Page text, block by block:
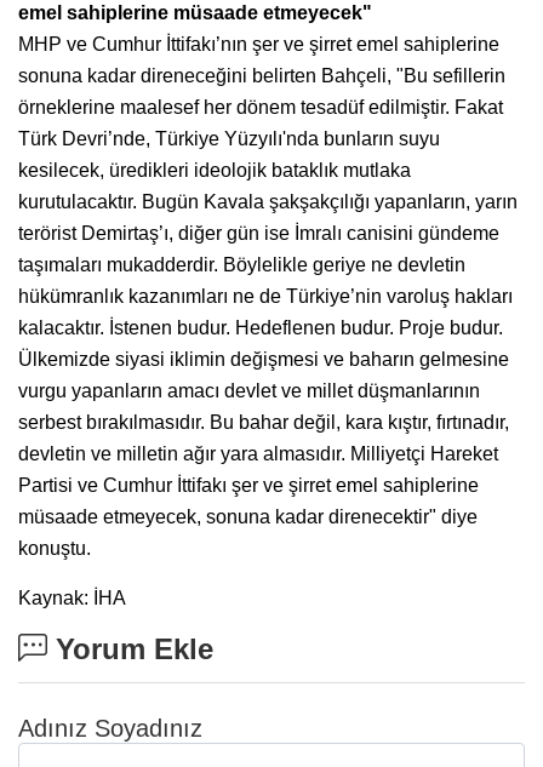
emel sahiplerine müsaade etmeyecek"
MHP ve Cumhur İttifakı’nın şer ve şirret emel sahiplerine
sonuna kadar direneceğini belirten Bahçeli, "Bu sefillerin
örneklerine maalesef her dönem tesadüf edilmiştir. Fakat
Türk Devri’nde, Türkiye Yüzyılı'nda bunların suyu
kesilecek, üredikleri ideolojik bataklık mutlaka
kurutulacaktır. Bugün Kavala şakşakçılığı yapanların, yarın
terörist Demirtaş’ı, diğer gün ise İmralı canisini gündeme
taşımaları mukadderdir. Böylelikle geriye ne devletin
hükümranlık kazanımları ne de Türkiye’nin varoluş hakları
kalacaktır. İstenen budur. Hedeflenen budur. Proje budur.
Ülkemizde siyasi iklimin değişmesi ve baharın gelmesine
vurgu yapanların amacı devlet ve millet düşmanlarının
serbest bırakılmasıdır. Bu bahar değil, kara kıştır, fırtınadır,
devletin ve milletin ağır yara almasıdır. Milliyetçi Hareket
Partisi ve Cumhur İttifakı şer ve şirret emel sahiplerine
müsaade etmeyecek, sonuna kadar direnecektir" diye
konuştu.
Kaynak: İHA
Yorum Ekle
Adınız Soyadınız